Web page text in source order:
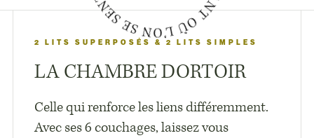
2 LITS SUPERPOSÉS & 2 LITS SIMPLES
LA CHAMBRE DORTOIR
Celle qui renforce les liens différemment.
Avec ses 6 couchages, laissez vous